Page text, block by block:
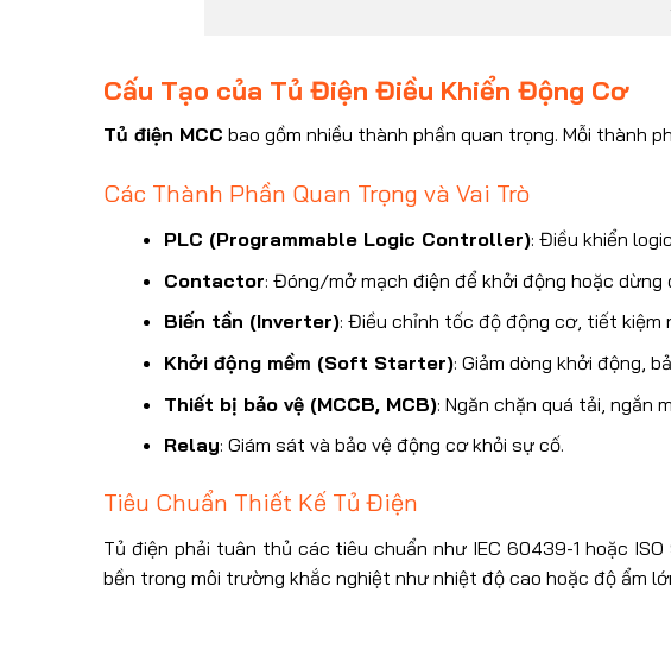
Cấu Tạo của Tủ Điện Điều Khiển Động Cơ
Tủ điện MCC bao gồm nhiều thành phần quan trọng. Mỗi thành
Các Thành Phần Quan Trọng và Vai Trò
PLC (Programmable Logic Controller): Điều khiển
Contactor: Đóng/mở mạch điện để khởi động hoặc dừng
Biến tần (Inverter): Điều chỉnh tốc độ động cơ, tiết kiệm
Khởi động mềm (Soft Starter): Giảm dòng khởi động,
Thiết bị bảo vệ (MCCB, MCB): Ngăn chặn quá tải, ngắn
Relay: Giám sát và bảo vệ động cơ khỏi sự cố.
Tiêu Chuẩn Thiết Kế Tủ Điện
Tủ điện phải tuân thủ các tiêu chuẩn như IEC 60439-1 hoặc
bền trong môi trường khắc nghiệt như nhiệt độ cao hoặc độ ẩm